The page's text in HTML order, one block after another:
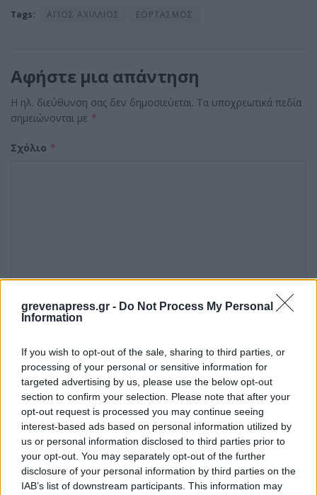
grevenapress.gr - Do Not Process My Personal
Information
If you wish to opt-out of the sale, sharing to third parties, or
processing of your personal or sensitive information for
targeted advertising by us, please use the below opt-out
section to confirm your selection. Please note that after your
opt-out request is processed you may continue seeing
interest-based ads based on personal information utilized by
us or personal information disclosed to third parties prior to
your opt-out. You may separately opt-out of the further
disclosure of your personal information by third parties on the
IAB’s list of downstream participants. This information may
Tags: ΑΓΙΟΣ ΑΧΙΛΛΙΟΣ ΕΟΡΤΑΣΜΟΣ
Αφήστε μια απάντηση
Η ηλ. διεύθυνση σας δεν δημοσιεύεται. Τα υποχρεωτικά πεδία
σημειώνονται με *
Σχόλιο *
Όνομα*
Email*
Ιστότοπος